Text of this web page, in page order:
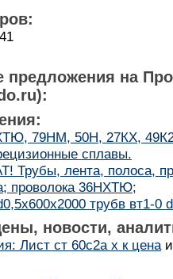
предложения на
79НМ, 50Н, 27КХ,
сплавы.
лента, полоса,
проволока 36НХТЮ;
трубв вт1-0
новости,
Лист ст 60с2а х к цена